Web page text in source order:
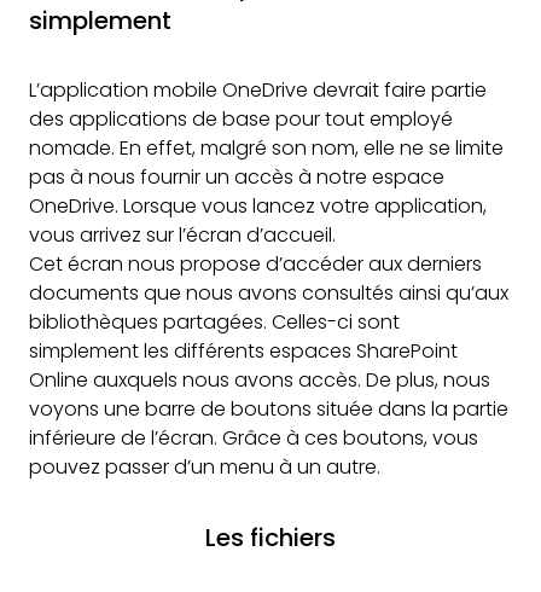
simplement
L’application mobile OneDrive devrait faire partie
des applications de base pour tout employé
nomade. En effet, malgré son nom, elle ne se limite
pas à nous fournir un accès à notre espace
OneDrive. Lorsque vous lancez votre application,
vous arrivez sur l’écran d’accueil.
Cet écran nous propose d’accéder aux derniers
documents que nous avons consultés ainsi qu’aux
bibliothèques partagées. Celles-ci sont
simplement les différents espaces SharePoint
Online auxquels nous avons accès. De plus, nous
voyons une barre de boutons située dans la partie
inférieure de l’écran. Grâce à ces boutons, vous
pouvez passer d’un menu à un autre.
Les fichiers